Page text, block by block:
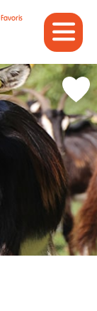
Favoris